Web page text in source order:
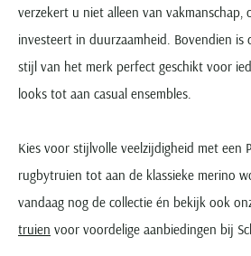
verzekert u niet alleen van
investeert in duurzaamheid. Bovendien is
stijl van het merk perfect geschikt voor
looks tot aan casual ensembles.
Kies voor stijlvolle veelzijdigheid met een
rugbytruien tot aan de klassieke merino
vandaag nog de collectie én bekijk ook
truien voor voordelige aanbiedingen bij